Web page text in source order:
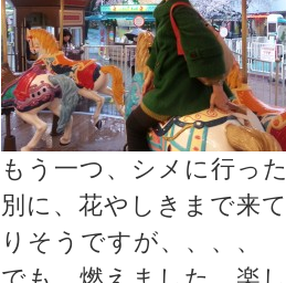
もう一つ、シメに行っ
別に、花やしきまで来
りそうですが、、、、